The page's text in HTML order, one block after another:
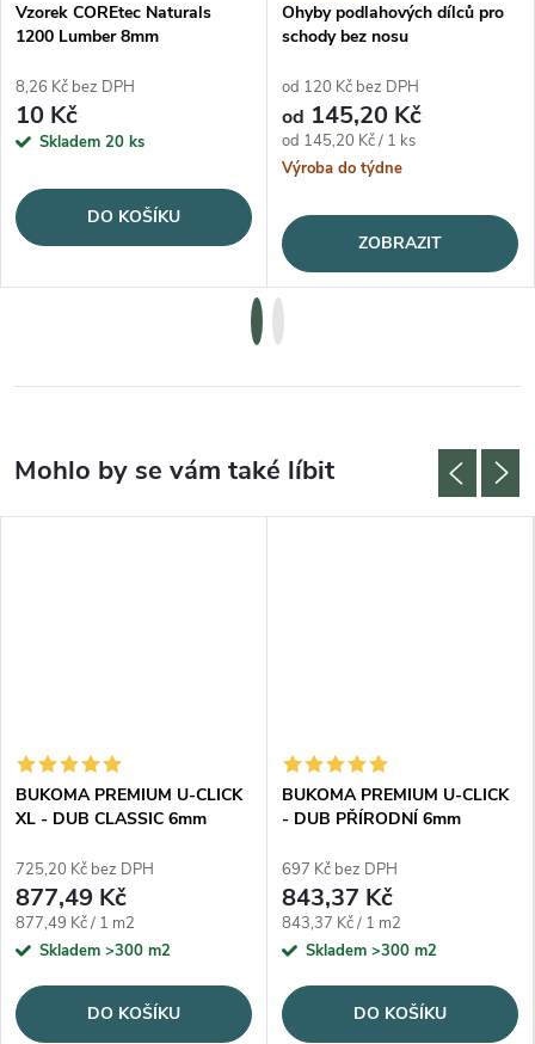
Vzorek COREtec Naturals
1200 Lumber 8mm
8,26 Kč bez DPH
10 Kč
Skladem 20 ks
DO KOŠÍKU
Ohyby podlahových dílců pro
schody bez nosu
od 120 Kč bez DPH
od 145,20 Kč
Měrná cena:
od 145,20 Kč / 1 ks
Výroba do týdne
ZOBRAZIT
BUKOMA PREMIUM U-CLICK
XL - DUB CLASSIC 6mm
725,20 Kč bez DPH
877,49 Kč
Měrná cena:
877,49 Kč / 1 m2
Skladem >300 m2
DO KOŠÍKU
BUKOMA PREMIUM U-CLICK
- DUB PŘÍRODNÍ 6mm
697 Kč bez DPH
843,37 Kč
Měrná cena:
843,37 Kč / 1 m2
Skladem >300 m2
DO KOŠÍKU